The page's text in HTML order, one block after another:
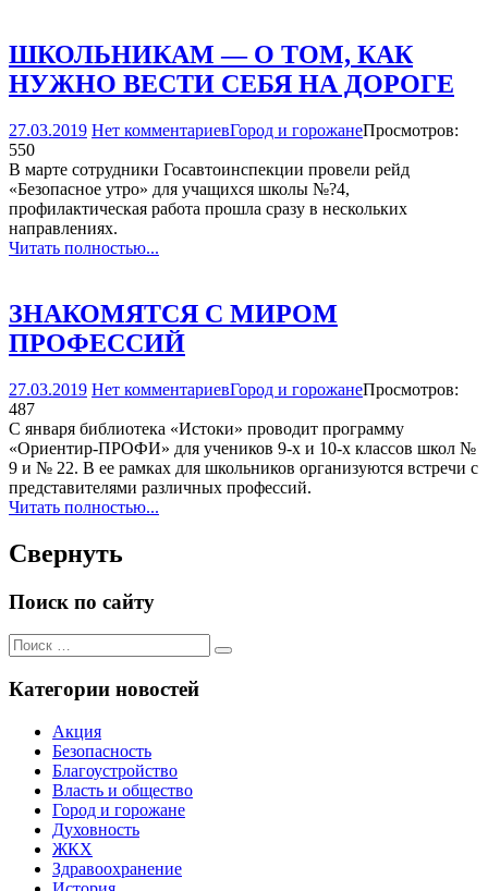
ШКОЛЬНИКАМ — О ТОМ, КАК
НУЖНО ВЕСТИ СЕБЯ НА ДОРОГЕ
27.03.2019 Нет комментариевГород и горожанеПросмотров:
550
В марте сотрудники Госавтоинспекции провели рейд
«Безопасное утро» для учащихся школы №?4,
профилактическая работа прошла сразу в нескольких
направлениях.
Читать полностью...
ЗНАКОМЯТСЯ С МИРОМ
ПРОФЕССИЙ
27.03.2019 Нет комментариевГород и горожанеПросмотров:
487
С января библиотека «Истоки» проводит программу
«Ориентир-ПРОФИ» для учеников 9-х и 10-х классов школ №
9 и № 22. В ее рамках для школьников организуются встречи с
представителями различных профессий.
Читать полностью...
Свернуть
Поиск по сайту
Поиск
для:
Поиск
Категории новостей
Акция
Безопасность
Благоустройство
Власть и общество
Город и горожане
Духовность
ЖКХ
Здравоохранение